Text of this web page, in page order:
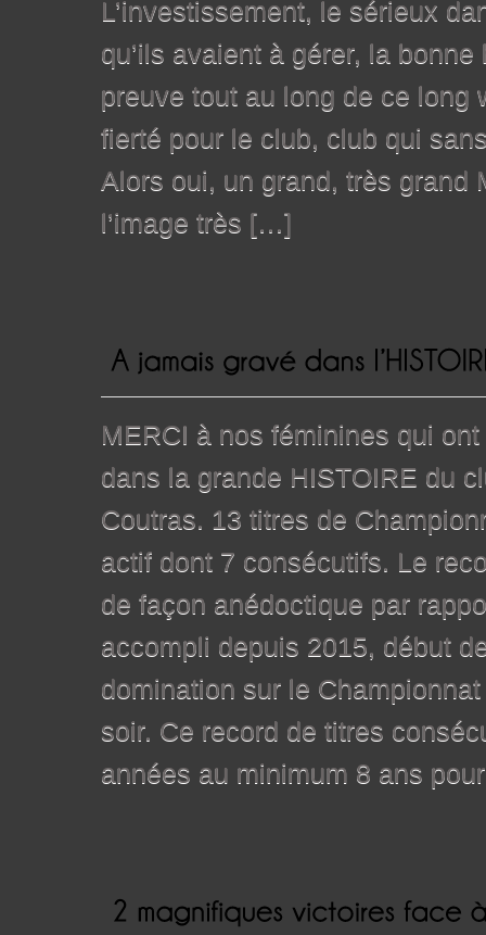
L’investissement, le sérieux
qu’ils avaient à gérer, la
preuve tout au long de ce long
fierté pour le club, club qui
Alors oui, un grand, très grand
l’image très […]
MERCI à nos féminines qui
dans la grande HISTOIRE du
Coutras. 13 titres de
actif dont 7 consécutifs. Le
de façon anédoctique par
accompli depuis 2015, début
domination sur le
soir. Ce record de titres
années au minimum 8 ans